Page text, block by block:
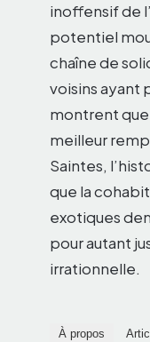
inoffensif de
potentiel
chaîne de
voisins ayant
montrent que
meilleur
Saintes,
que la
exotiques
pour autant
irrationnelle.
À propos